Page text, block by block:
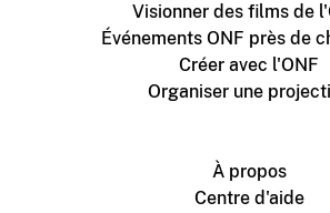
Visionner des films de
Événements ONF près de
Créer avec l'ONF
Organiser une
À propos
Centre d'aide